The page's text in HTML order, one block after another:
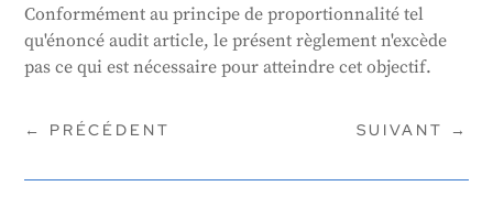
Conformément au principe de proportionnalité tel
qu'énoncé audit article, le présent règlement n'excède
pas ce qui est nécessaire pour atteindre cet objectif.
← PRÉCÉDENT SUIVANT →